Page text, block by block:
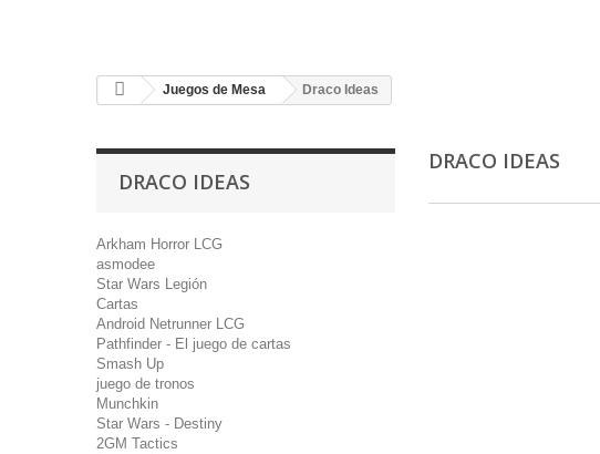
Juegos de Mesa Draco Ideas
DRACO IDEAS
Arkham Horror LCG
asmodee
Star Wars Legión
Cartas
Android Netrunner LCG
Pathfinder - El juego de cartas
Smash Up
juego de tronos
Munchkin
Star Wars - Destiny
2GM Tactics
DRACO IDEAS